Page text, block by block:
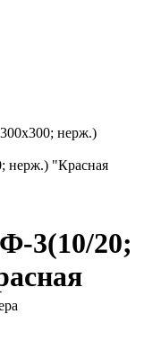
нерж.)
3(10/20;